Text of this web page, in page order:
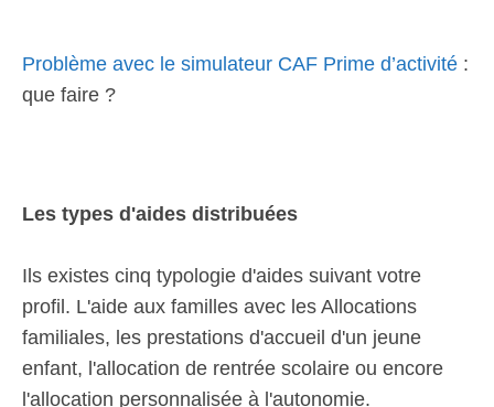
Problème avec le simulateur CAF Prime d’activité :
que faire ?
Les types d'aides distribuées
Ils existes cinq typologie d'aides suivant votre
profil. L'aide aux familles avec les Allocations
familiales, les prestations d'accueil d'un jeune
enfant, l'allocation de rentrée scolaire ou encore
l'allocation personnalisée à l'autonomie.